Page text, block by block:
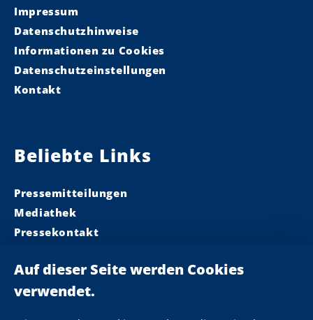
Impressum
Datenschutzhinweise
Informationen zu Cookies
Datenschutzeinstellungen
Kontakt
Beliebte Links
Pressemitteilungen
Mediathek
Pressekontakt
Landeskabinett
Einsamkeit